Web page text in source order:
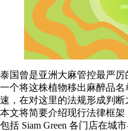
泰国曾是亚洲大麻管控最严
一个将这株植物移出麻醉品
速，在对这里的法规形成判断
本文将简要介绍现行法律框架
包括 Siam Green 各门店在城